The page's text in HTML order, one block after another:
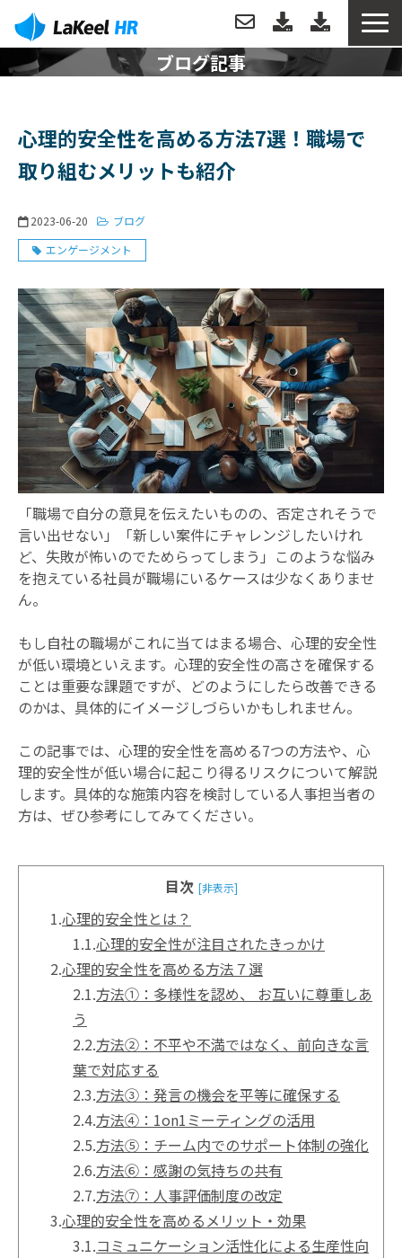
トップ
機能
分析例
導入・運用サポート
お役立ち情報
お知らせ
ブログ記事
心理的安全性を高める方法7選！職場で
取り組むメリットも紹介
2023-06-20
ブログ
エンゲージメント
「職場で自分の意見を伝えたいものの、否定されそうで
言い出せない」「新しい案件にチャレンジしたいけれ
ど、失敗が怖いのでためらってしまう」このような悩み
を抱えている社員が職場にいるケースは少なくありませ
ん。
もし自社の職場がこれに当てはまる場合、心理的安全性
が低い環境といえます。心理的安全性の高さを確保する
ことは重要な課題ですが、どのようにしたら改善できる
のかは、具体的にイメージしづらいかもしれません。
この記事では、心理的安全性を高める7つの方法や、心
理的安全性が低い場合に起こり得るリスクについて解説
します。具体的な施策内容を検討している人事担当者の
方は、ぜひ参考にしてみてください。
目次 [非表示]
1.心理的安全性とは？
1.1.心理的安全性が注目されたきっかけ
2.心理的安全性を高める方法７選
2.1.方法①：多様性を認め、 お互いに尊重しあ
う
2.2.方法②：不平や不満ではなく、前向きな言
葉で対応する
2.3.方法③：発言の機会を平等に確保する
2.4.方法④：1on1ミーティングの活用
2.5.方法⑤：チーム内でのサポート体制の強化
2.6.方法⑥：感謝の気持ちの共有
2.7.方法⑦：人事評価制度の改定
3.心理的安全性を高めるメリット・効果
3.1.コミュニケーション活性化による生産性向